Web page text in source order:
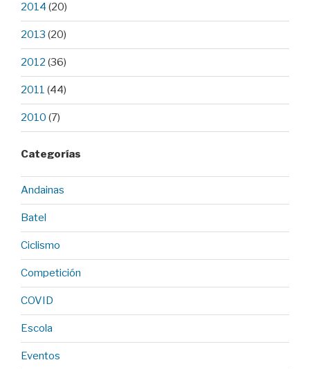
2014 (20)
2013 (20)
2012 (36)
2011 (44)
2010 (7)
Categorías
Andainas
Batel
Ciclismo
Competición
COVID
Escola
Eventos